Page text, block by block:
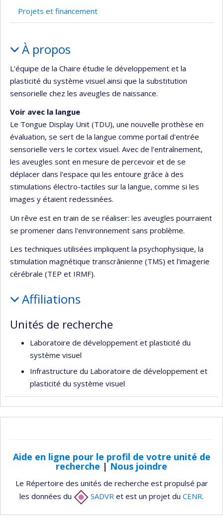
Projets et financement
Portrait
À propos
L'équipe de la Chaire étudie le développement et la
plasticité du système visuel ainsi que la substitution
sensorielle chez les aveugles de naissance.
Voir avec la langue
Le Tongue Display Unit (TDU), une nouvelle prothèse en
évaluation, se sert de la langue comme portail d'entrée
sensorielle vers le cortex visuel. Avec de l'entraînement,
les aveugles sont en mesure de percevoir et de se
déplacer dans l'espace qui les entoure grâce à des
stimulations électro-tactiles sur la langue, comme si les
images y étaient redessinées.
Un rêve est en train de se réaliser: les aveugles pourraient
se promener dans l'environnement sans problème.
Les techniques utilisées impliquent la psychophysique, la
stimulation magnétique transcrânienne (TMS) et l'imagerie
cérébrale (TEP et IRMF).
Affiliations
Unités de recherche
Laboratoire de développement et plasticité du
système visuel
Infrastructure du Laboratoire de développement et
plasticité du système visuel
Aide en ligne pour le profil de votre unité de
recherche | Nous joindre
Le Répertoire des unités de recherche est propulsé par
les données du
SADVR et est un projet du CENR.